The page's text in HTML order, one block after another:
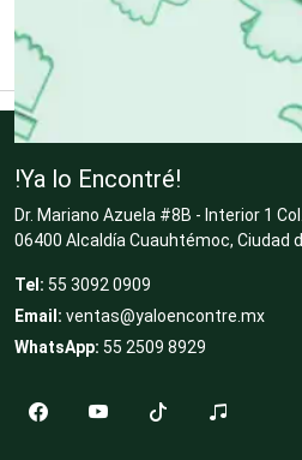
Clínicas y Hospitales
Clubes Deportivos
Cocinas Integrales
Combustibles y
Compresores de aire
!Ya lo Encontré!
Dr. Mariano Azuela #8B - Interior 1
06400 Alcaldía Cuauhtémoc, Ciudad
Tel: 55 3092 0909
Email: ventas@yaloencontre.mx
WhatsApp: 55 2509 8929